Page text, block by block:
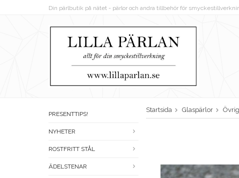
Din pärlbutik på nätet - pärlor och andra tillbehör för
PRESENTTIPS!
NYHETER
ROSTFRITT STÅL
ÄDELSTENAR
Startsida Glaspärlor